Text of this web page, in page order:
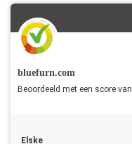
bluefurn.com
Beoordeeld met een score van
Elske